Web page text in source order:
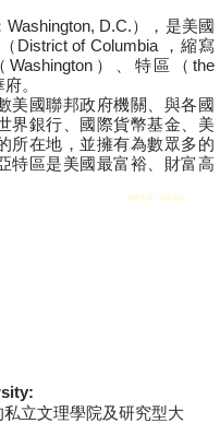
D.C.），是美國
District of Columbia ，縮寫
）、特區（the
。
美國聯邦政府機關、與各國
界銀行 國際貨幣基金
美
所在地，並擁有為數眾多的
特區是美國最富裕、財富高
資料來源：維基百科
​:
立文理學院及研究型大